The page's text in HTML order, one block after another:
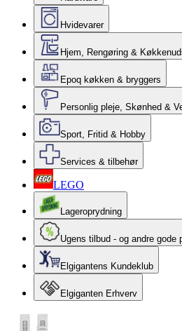
Hvidevarer
Hjem, Rengøring &
Epoq køkken & bryggers
Personlig pleje, Skønhed &
Sport, Fritid & Hobby
Services & tilbehør
LEGO
Lageroprydning
Ugens tilbud - og andre gode
Elgigantens Kundeklub
Elgiganten Erhverv